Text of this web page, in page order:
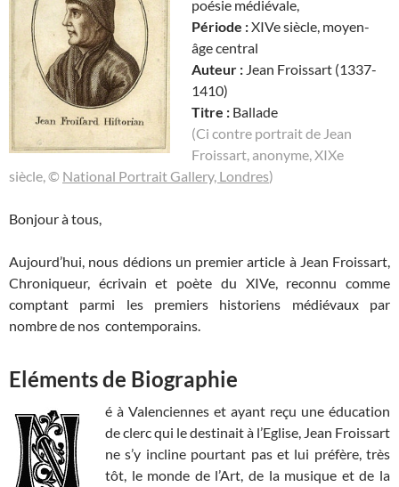
poésie médiévale,
Période :XIVe siècle, moyen-
âge central
Auteur : Jean Froissart (1337-
1410)
Titre : Ballade
(Ci contre portrait de Jean
Froissart, anonyme, XIXe
siècle, © National Portrait Gallery, Londres)
Bonjour à tous,
Aujourd’hui, nous dédions un premier article à Jean Froissart,
Chroniqueur, écrivain et poète du XIVe, reconnu comme
comptant parmi les premiers historiens médiévaux par
nombre de nos contemporains.
Eléments de Biographie
é à Valenciennes et ayant reçu une éducation
de clerc qui le destinait à l’Eglise, Jean Froissart
ne s’y incline pourtant pas et lui préfère, très
tôt, le monde de l’Art, de la musique et de la